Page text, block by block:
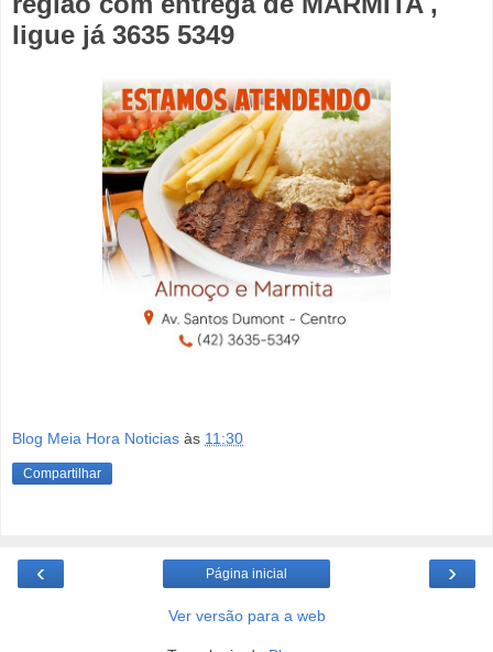
ligue já 3635 5349
Blog Meia Hora Noticias às 11:30
Compartilhar
‹ ›
Página inicial
Ver versão para a web